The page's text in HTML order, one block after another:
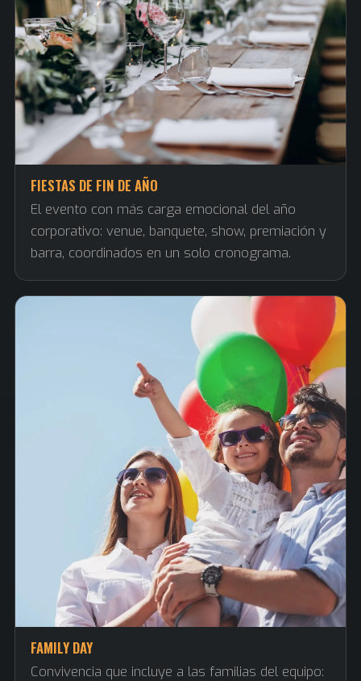
FIESTAS DE FIN DE AÑO
El evento con más carga emocional del año
corporativo: venue, banquete, show, premiación y
barra, coordinados en un solo cronograma.
FAMILY DAY
Convivencia que incluye a las familias del equipo: